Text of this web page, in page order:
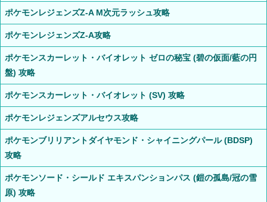
ポケモンレジェンズZ-A M次元ラッシュ攻略
ポケモンレジェンズZ-A攻略
ポケモンスカーレット・バイオレット ゼロの秘宝 (碧の仮面/藍の円
盤) 攻略
ポケモンスカーレット・バイオレット (SV) 攻略
ポケモンレジェンズアルセウス攻略
ポケモンブリリアントダイヤモンド・シャイニングパール (BDSP)
攻略
ポケモンソード・シールド エキスパンションパス (鎧の孤島/冠の雪
原) 攻略